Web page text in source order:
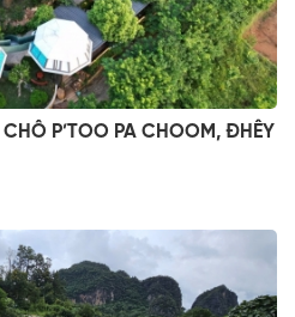
P’TOO PA CHOOM, ĐHÊY